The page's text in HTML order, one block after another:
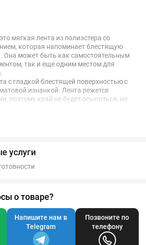
мягкая лента из полиэстера со
которая напоминает блестящую
Она может быть как самостоятельным
так и еще одним местом для
с гладкой блестящей поверхностью с
изнанкой. Лента режется
поэтому край не будет осыпаться, но
куда ее необходимо
так, чтобы оставались
меньше, чем в заказе.
услуги
о товаре?
Напишите нам в
Telegram
Позвоните по
телефону